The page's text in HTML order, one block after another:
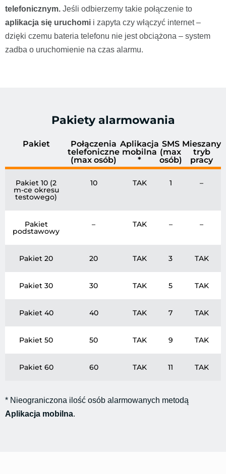
telefonicznym. Jeśli odbierzemy takie połączenie to
aplikacja się uruchomi i zapyta czy włączyć internet –
dzięki czemu bateria telefonu nie jest obciążona – system
zadba o uruchomienie na czas alarmu.
Pakiety alarmowania
Pakiet
Połączenia
telefoniczne
(max osób)
Aplikacja
mobilna
*
SMS
(max
osób)
Mieszany
tryb
pracy
Pakiet 10 (2
m-ce okresu
testowego)
10 TAK 1 –
Pakiet
podstawowy
– TAK – –
Pakiet 20 20 TAK 3 TAK
Pakiet 30 30 TAK 5 TAK
Pakiet 40 40 TAK 7 TAK
Pakiet 50 50 TAK 9 TAK
Pakiet 60 60 TAK 11 TAK
* Nieograniczona ilość osób alarmowanych metodą
Aplikacja mobilna.